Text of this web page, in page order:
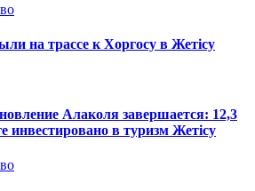
на трассе к Хоргосу в Жетісу
Алаколя завершается: 12,3
инвестировано в туризм Жетісу